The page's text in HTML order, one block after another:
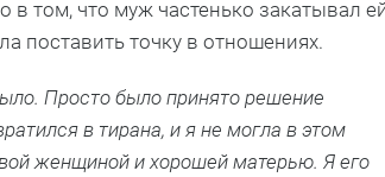
том, что муж частенько закатывал
поставить точку в отношениях.
Просто было принято решение
в тирана, и я не могла в этом
женщиной и хорошей матерью. Я его